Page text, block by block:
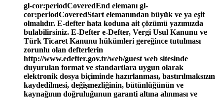
gl-cor:periodCoveredEnd elemanı gl-
cor:periodCoveredStart elemanından büyük ve ya eşit
olmalıdır. E-defter hata koduna ait çözümü yazımızda
bulabilirsiniz. E-Defter e-Defter, Vergi Usul Kanunu ve
Türk Ticaret Kanunu hükümleri gereğince tutulması
zorunlu olan defterlerin
http://www.edefter.gov.tr/web/guest web sitesinde
duyurulan format ve standartlara uygun olarak
elektronik dosya biçiminde hazırlanması, bastırılmaksızın
kaydedilmesi, değişmezliğinin, bütünlüğünün ve
kaynağının doğruluğunun garanti altına alınması ve